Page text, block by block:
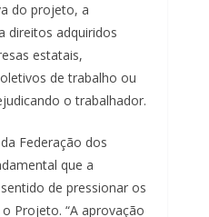
do projeto, a
direitos adquiridos
estatais,
de trabalho ou
o trabalhador.
Federação dos
que a
de pressionar os
Projeto. “A aprovação